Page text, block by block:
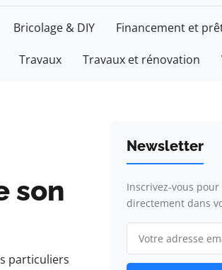
Bricolage & DIY Financement et
Travaux Travaux et rénovation
son
particuliers
Newsletter
Inscrivez-vous
directement dans